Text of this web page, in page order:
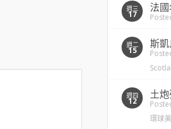
週三
17
法
週二
15
斯
週四
12
土
環球